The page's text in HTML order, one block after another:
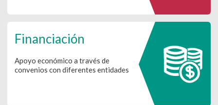
Financiación
Apoyo económico a través de
convenios con diferentes entidades